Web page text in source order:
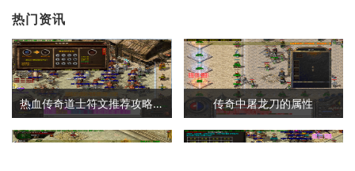
热门资讯
热血传奇道士符文推荐攻略大全 传奇中屠龙刀的属性